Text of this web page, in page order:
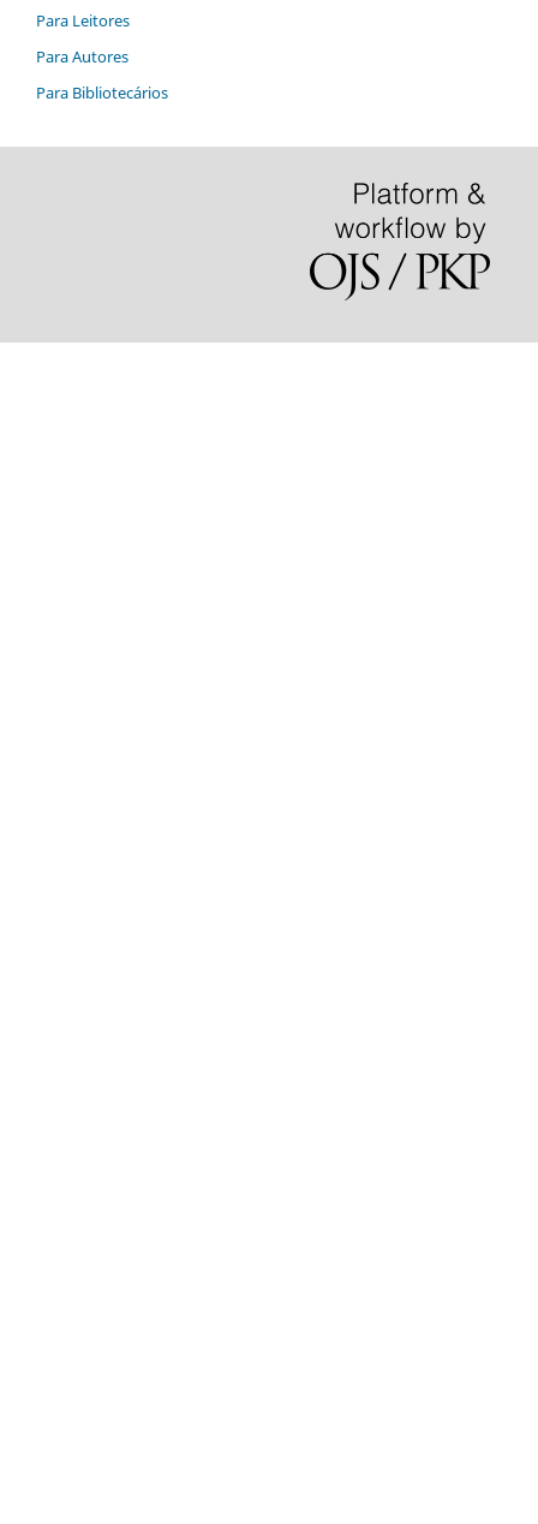
Para Leitores
Para Autores
Para Bibliotecários